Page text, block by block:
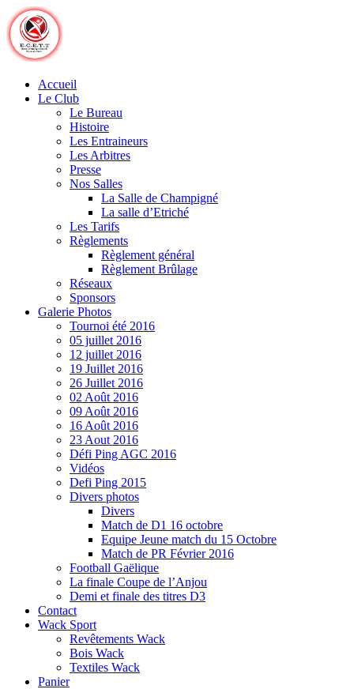
Skip
to
content
Accueil
Le Club
Le Bureau
Histoire
Les Entraineurs
Les Arbitres
Presse
Nos Salles
La Salle de Champigné
La salle d’Etriché
Les Tarifs
Règlements
Règlement général
Règlement Brûlage
Réseaux
Sponsors
Galerie Photos
Tournoi été 2016
05 juillet 2016
12 juillet 2016
19 Juillet 2016
26 Juillet 2016
02 Août 2016
09 Août 2016
16 Août 2016
23 Aout 2016
Défi Ping AGC 2016
Vidéos
Defi Ping 2015
Divers photos
Divers
Match de D1 16 octobre
Equipe Jeune match du 15 Octobre
Match de PR Février 2016
Football Gaëlique
La finale Coupe de l’Anjou
Demi et finale des titres D3
Contact
Wack Sport
Revêtements Wack
Bois Wack
Textiles Wack
Panier